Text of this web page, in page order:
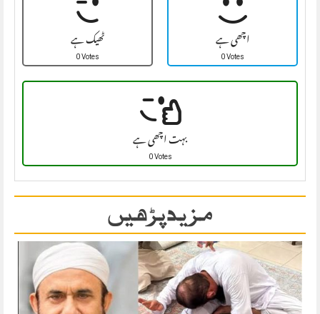
ٹھیک ہے
0 Votes اچھی ہے
0 Votes
بہت اچھی ہے
0 Votes
مزید پڑھیں